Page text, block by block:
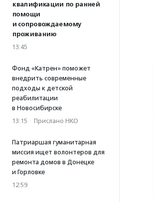
квалификации по ранней
помощи
и сопровождаемому
проживанию
13:45
Фонд «Катрен» поможет
внедрить современные
подходы к детской
реабилитации
в Новосибирске
13:15 · Прислано НКО
Патриаршая гуманитарная
миссия ищет волонтеров для
ремонта домов в Донецке
и Горловке
12:59